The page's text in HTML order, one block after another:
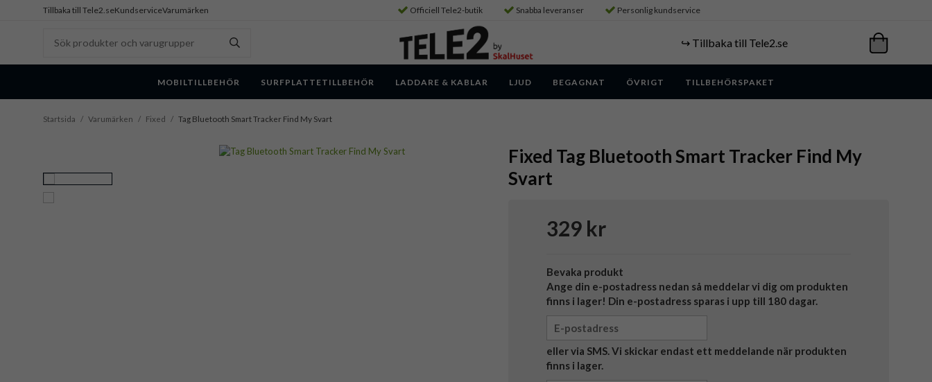
Tillbaka till Tele2.seKundserviceVarumärken Officiell Tele2-butik Snabba leveranser Personlig kundservice
↪️ Tillbaka till Tele2.se
MOBILTILLBEHÖR SURFPLATTETILLBEHÖR LADDARE & KABLAR LJUD BEGAGNAT ÖVRIGT TILLBEHÖRSPAKET
Startsida / Varumärken / Fixed / Tag Bluetooth Smart Tracker Find My Svart
Fixed Tag Bluetooth Smart Tracker Find My
Svart
329 kr
Bevaka produkt
Ange din e-postadress nedan så meddelar vi dig om produkten
finns i lager! Din e-postadress sparas i upp till 180 dagar.
eller via SMS. Vi skickar endast ett meddelande när produkten
finns i lager.